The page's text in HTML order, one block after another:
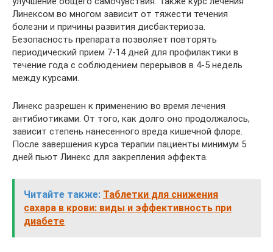
Линексом во многом зависит от тяжести течения
болезни и причины развития дисбактериоза.
Безопасность препарата позволяет повторять
периодический прием 7-14 дней для профилактики в
течение года с соблюдением перерывов в 4-5 недель
между курсами.
Линекс разрешен к применению во время лечения
антибиотиками. От того, как долго оно продолжалось,
зависит степень нанесенного вреда кишечной флоре.
После завершения курса терапии пациенты минимум 5
дней пьют Линекс для закрепления эффекта.
Читайте также: Таблетки для снижения
сахара в крови: виды и эффективность при
диабете